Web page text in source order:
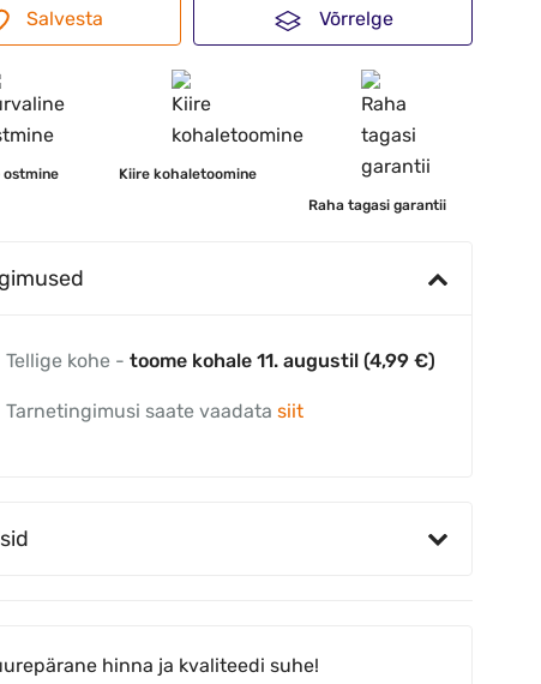
Salvesta Võrrelge
ostmine
Kiire kohaletoomine
Raha tagasi garantii
Tellige kohe -toome kohale 11. augustil (4,99 €)
Tarnetingimusi saate vaadatasiit
hinna ja kvaliteedi suhe!